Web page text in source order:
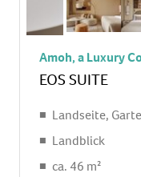
Amoh, a Luxury
EOS SUITE
Landseite,
Landblick
ca. 46 m²